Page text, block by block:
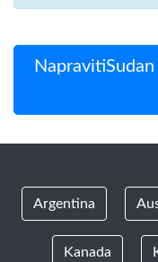
Argentina
Kanada